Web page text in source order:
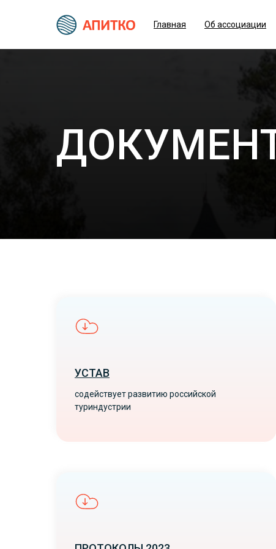
Главная Об ассоциации
УСТАВ
содействует развитию российской
туриндустрии